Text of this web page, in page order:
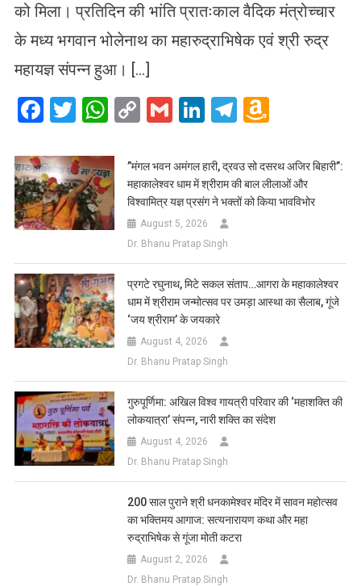
को मिला। प्रतिदिन की भांति प्रातःकाल वैदिक मंत्रोच्चार
के मध्य भगवान भोलेनाथ का महारुद्राभिषेक एवं श्री रुद्र
महायज्ञ संपन्न हुआ। […]
Facebook
Twitter
WhatsApp
CopyGmailLinkedIn
Telegram
List
​”मंगल भवन अमंगल हारी, द्रवउ सो दसरथ अजिर बिहारी”:
महाकालेश्वर धाम में श्रीराम की बाल लीलाओं और
विश्वामित्र यज्ञ प्रसंग ने भक्तों को किया भावविभोर
August 5, 2026
Dr. Bhanu Pratap Singh
प्रगटे रघुनाथ, मिटे सकल संताप…आगरा के महाकालेश्वर
धाम में श्रीराम जन्मोत्सव पर उमड़ा आस्था का सैलाब, गूंजे
‘जय श्रीराम’ के जयकारे
August 4, 2026
Dr. Bhanu Pratap Singh
गुरुपूर्णिमा: अखिल विश्व गायत्री परिवार की ‘महाशक्ति की
लोकयात्रा’ संपन्न, नारी शक्ति का संदेश
August 4, 2026
Dr. Bhanu Pratap Singh
200 साल पुराने श्री धनकामेश्वर मंदिर में सावन महोत्सव
का भक्तिमय आगाज: सत्यनारायण कथा और महा
रुद्राभिषेक से गूंजा मोती कटरा
August 2, 2026
Dr. Bhanu Pratap Singh